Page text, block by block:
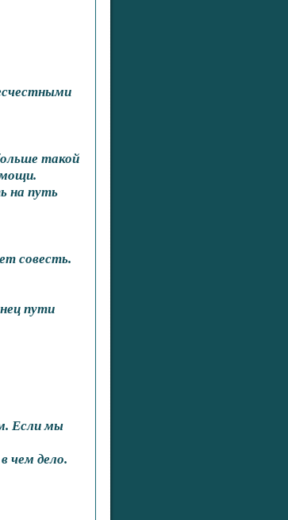
такой
на путь
совесть.
пути
Если мы
чем дело.